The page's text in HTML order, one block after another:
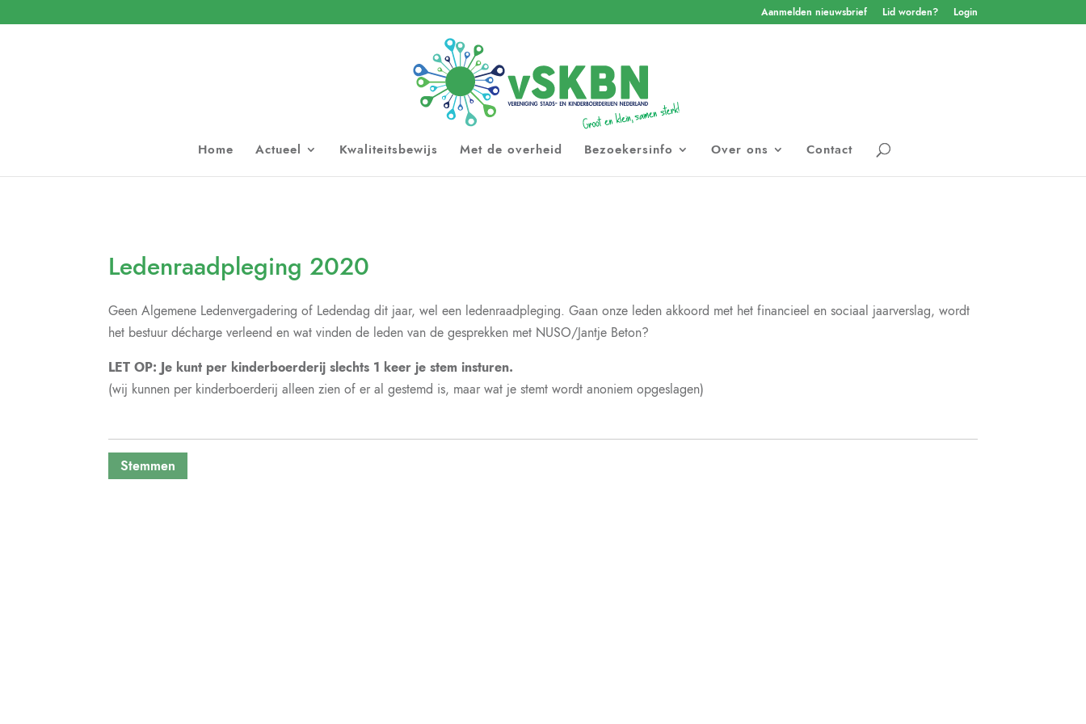
Aanmelden nieuwsbrief Lid worden? Login
Home Actueel Kwaliteitsbewijs Met de overheid Bezoekersinfo Over ons Contact
Ledenraadpleging 2020
Geen Algemene Ledenvergadering of Ledendag dit jaar, wel een ledenraadpleging. Gaan onze leden akkoord met het financieel en sociaal jaarverslag, wordt
het bestuur décharge verleend en wat vinden de leden van de gesprekken met NUSO/Jantje Beton?
LET OP: Je kunt per kinderboerderij slechts 1 keer je stem insturen.
(wij kunnen per kinderboerderij alleen zien of er al gestemd is, maar wat je stemt wordt anoniem opgeslagen)